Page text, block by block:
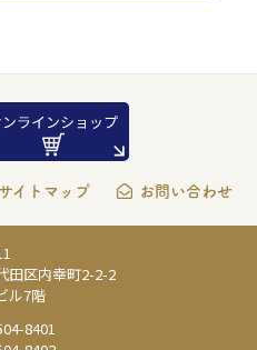
サイトマップ お問い合わせ
田区内幸町2-2-2
ル7階
8401